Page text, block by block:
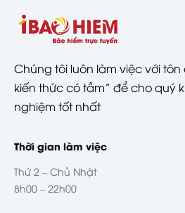
Chúng tôi luôn làm việc với tôn
kiến thức có tầm” để cho quý
nghiệm tốt nhất
Thời gian làm việc
Thứ 2 – Chủ Nhật
8h00 – 22h00